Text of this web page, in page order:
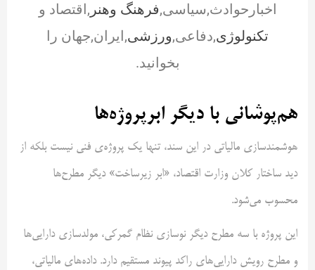
اخبارحوادث,سیاسی,فرهنگ وهنر ,اقتصاد و
تکنولوژی,دفاعی,ورزشی,ایران,جهان را
بخوانید.
هم‌پوشانی با دیگر ابرپروژه‌ها
هوشمندسازی مالیاتی در این سند، تنها یک پروژه‌ی فنی نیست بلکه از
دید ساختار کلان وزارت اقتصاد، «ابر زیرساخت» دیگر مطرح‌ها
محسوب می‌شود.
این پروژه با سه مطرح دیگر نوسازی نظام گمرکی، مولدسازی دارایی‌ها
و مطرح رویش دارایی‌های راکد پیوند مستقیم دارد. داده‌های مالیاتی،